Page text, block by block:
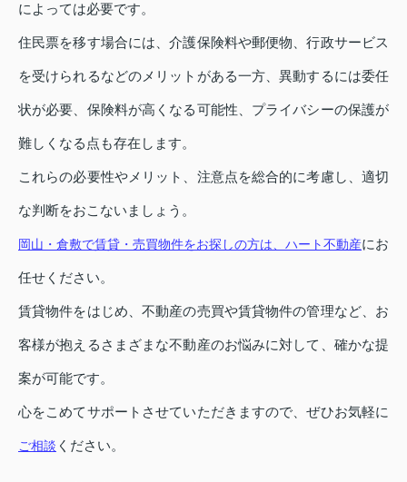
によっては必要です。
住民票を移す場合には、介護保険料や郵便物、行政サービス
を受けられるなどのメリットがある一方、異動するには委任
状が必要、保険料が高くなる可能性、プライバシーの保護が
難しくなる点も存在します。
これらの必要性やメリット、注意点を総合的に考慮し、適切
な判断をおこないましょう。
岡山・倉敷で賃貸・売買物件をお探しの方は、ハート不動産にお
任せください。
賃貸物件をはじめ、不動産の売買や賃貸物件の管理など、お
客様が抱えるさまざまな不動産のお悩みに対して、確かな提
案が可能です。
心をこめてサポートさせていただきますので、ぜひお気軽に
ご相談 ください。